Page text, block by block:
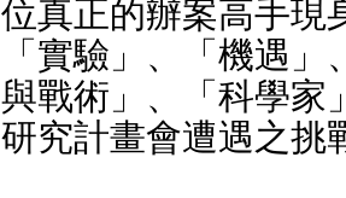
位真正的辦案高手現
「實驗」、「機遇
與戰術」、「科學家
研究計畫會遭遇之挑